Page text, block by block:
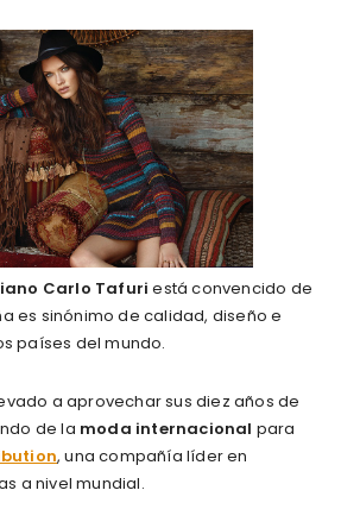
Carlo Tafuri está convencido de
es sinónimo de calidad, diseño e
países del mundo.
a aprovechar sus diez años de
de la moda internacional para
, una compañía líder en
a nivel mundial.